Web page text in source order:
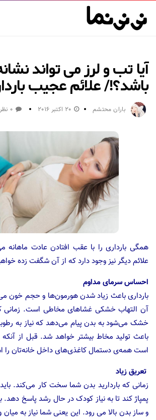
آیا تب و لرز می تواند
باشد؟!/ علائم عجیب
باران محتشم 20 اکتبر 2016 0 نظر
همگی بارداری را با عقب افتادن عادت ماهانه
علائم دیگر نیز وجود دارد که از آن شگفت زده
احساس سرمای مداوم
بارداری باعث زیاد شدن هورمون‌ها و حجم خون
آن التهاب خشکی غشاهای مخاطی است. زمانی
خشک می‌شود به بدن پیام می‌دهد که نیاز به
باعث تولید مخاط بیشتر خواهد شد. قبل از آنکه
است همه‌ی دستمال کاغذی‌های داخل خانه‌تان را
تعریق زیاد
زمانی که باردارید بدن شما سخت کار می‌کند.
پمپاژ کند تا به نیاز کودک در حال رشد پاسخ
و ساز بدن بالا می رود. این یعنی شما نیاز به